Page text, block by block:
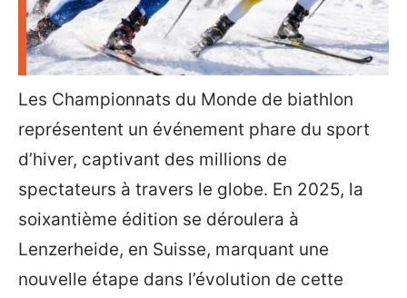
Les Championnats du Monde de biathlon
représentent un événement phare du sport
d’hiver, captivant des millions de
spectateurs à travers le globe. En 2025, la
soixantième édition se déroulera à
Lenzerheide, en Suisse, marquant une
nouvelle étape dans l’évolution de cette